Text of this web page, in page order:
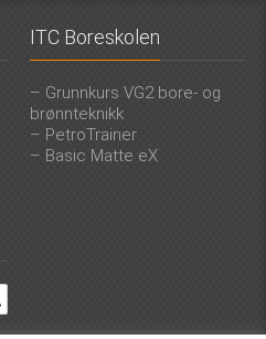
ITC Boreskolen
– Grunnkurs VG2 bore- og
brønnteknikk
– PetroTrainer
– Basic Matte eX